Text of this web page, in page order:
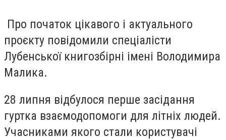
Про початок цікавого і актуального
проєкту повідомили спеціалісти
Лубенської книгозбірні імені Володимира
Малика.
28 липня відбулося перше засідання
гуртка взаємодопомоги для літніх людей.
Учасниками якого стали користувачі